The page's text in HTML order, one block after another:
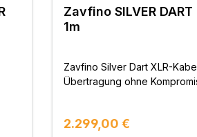
Zavfino SILVER DART
1m
Zavfino Silver Dart XLR-
Übertragung ohne
Regulärer Preis:
2.299,00 €